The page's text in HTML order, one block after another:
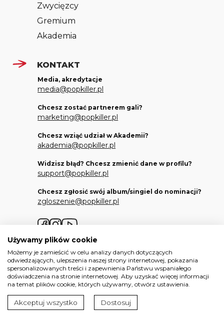
Zwycięzcy
Gremium
Akademia
KONTAKT
Media, akredytacje
media@popkiller.pl
Chcesz zostać partnerem gali?
marketing@popkiller.pl
Chcesz wziąć udział w Akademii?
akademia@popkiller.pl
Widzisz błąd? Chcesz zmienić dane w profilu?
support@popkiller.pl
Chcesz zgłosić swój album/singiel do nominacji?
zgloszenie@popkiller.pl
Facebook
Instagram
YouTube
Wszelkie prawa zastrzeżone. 2026.
Projekt i realizacja:Mateusz Nowaczyk
Używamy plików cookie
Możemy je zamieścić w celu analizy danych dotyczących
odwiedzających, ulepszenia naszej strony internetowej, pokazania
spersonalizowanych treści i zapewnienia Państwu wspaniałego
doświadczenia na stronie internetowej. Aby uzyskać więcej informacji
na temat plików cookie, których używamy, otwórz ustawienia.
Akceptuj wszystko Dostosuj